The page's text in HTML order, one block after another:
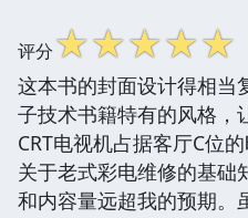
评分☆☆☆☆☆
这本书的封面设计得相当
子技术书籍特有的风格，
CRT电视机占据客厅C位
关于老式彩电维修的基础
和内容量远超我的预期。